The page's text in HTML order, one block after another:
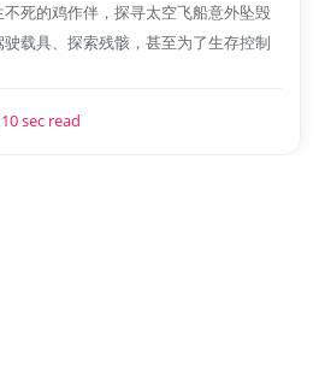
死的鸡作伴，探寻太空飞船意外坠毁
载具、探索残骸，甚至为了生存控制
10 sec read